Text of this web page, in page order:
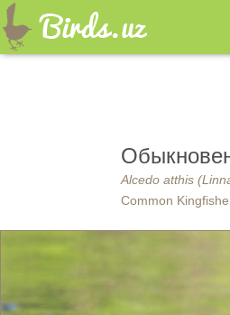
Alcedo atthis
Common